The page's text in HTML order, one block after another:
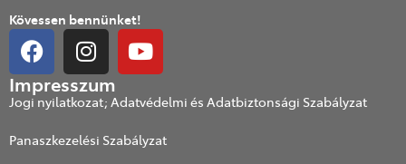
Kövessen bennünket!
Impresszum
Jogi nyilatkozat; Adatvédelmi és Adatbiztonsági Szabályzat
Panaszkezelési Szabályzat